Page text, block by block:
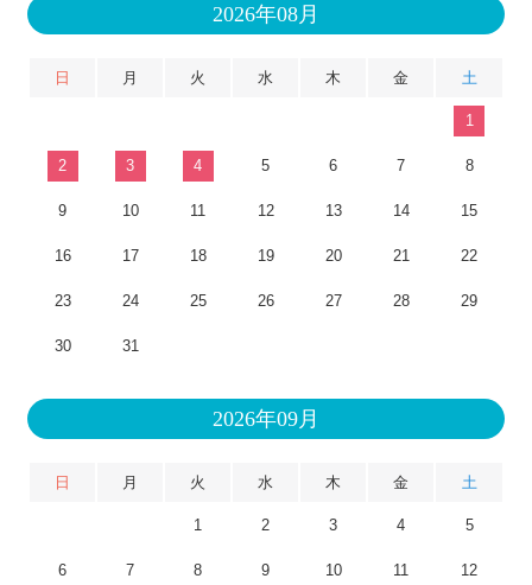
2026年08月
日 月 火 水 木 金 土
1
2 3 4 5 6 7 8
9 10 11 12 13 14 15
16 17 18 19 20 21 22
23 24 25 26 27 28 29
30 31
2026年09月
日 月 火 水 木 金 土
1 2 3 4 5
6 7 8 9 10 11 12